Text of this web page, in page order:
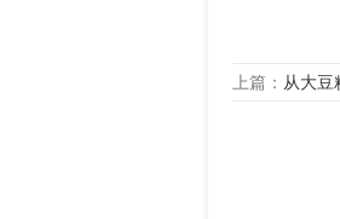
上篇： 从大豆